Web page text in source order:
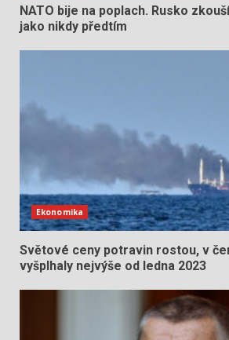
NATO bije na poplach. Rusko
jako nikdy předtím
Ekonomika
Světové ceny potravin rostou, v
vyšplhaly nejvýše od ledna 2023